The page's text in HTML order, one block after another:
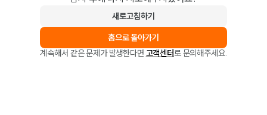
새로고침하기
홈으로 돌아가기
계속해서 같은 문제가 발생한다면 고객센터로 문의해주세요.